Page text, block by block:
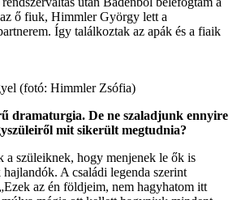
az ő fiuk, Himmler György lett a
Így találkoztak az apák és a fiaik
(fotó: Himmler Zsófia)
dramaturgia. De ne szaladjunk ennyire
mit sikerült megtudnia?
a szüleiknek, hogy menjenek le ők is
A családi legenda szerint
az én földjeim, nem hagyhatom itt